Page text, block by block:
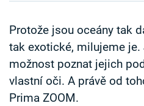
Přihlášení
Sledujte nás
Protože jsou oceány tak
tak exotické, milujeme
možnost poznat jejich
vlastní oči. A právě od
Prima ZOOM.